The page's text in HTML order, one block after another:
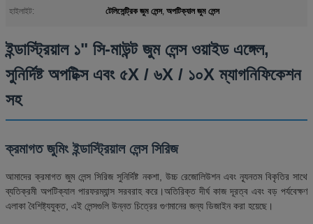
হাইলাইট:
টেলিসেন্ট্রিক জুম লেন্স, অপটিক্যাল জুম লেন্স
ইন্ডাস্ট্রিয়াল ১" সি-মাউন্ট জুম লেন্স ওয়াইড এঙ্গেল,
সুনির্দিষ্ট অপটিক্স এবং ৫X / ৬X / ১০X ম্যাগনিফিকেশন
সহ
ক্রমাগত জুমিং ইন্ডাস্ট্রিয়াল লেন্স সিরিজ
আমাদের ক্রমাগত জুম লেন্স সিরিজ সুনির্দিষ্ট নকশা, উচ্চ রেজোলিউশন এবং ন্যূনতম বিকৃতির সাথে
ব্যতিক্রমী অপটিক্যাল পারফরম্যান্স সরবরাহ করে।অতিরিক্ত দীর্ঘ কাজ দূরত্ব এবং বড় পর্যবেক্ষণ
এলাকা বৈশিষ্ট্যযুক্ত, এই লেন্সগুলি উন্নত চিত্রের গুণমানের জন্য ডিজাইন করা হয়েছে।